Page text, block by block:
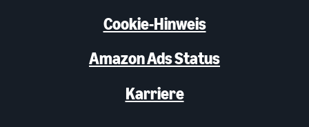
Cookie-Hinweis
Amazon Ads Status
Karriere